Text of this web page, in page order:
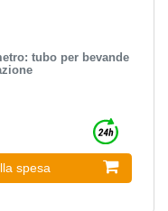
tubo per bevande
spesa